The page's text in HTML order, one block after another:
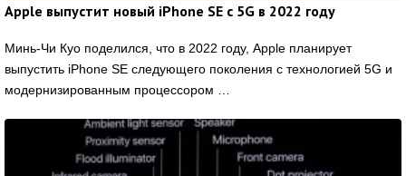
Apple выпустит новый iPhone SE с 5G в 2022 году
Минь-Чи Куо поделился, что в 2022 году, Apple планирует
выпустить iPhone SE следующего поколения с технологией 5G и
модернизированным процессором …